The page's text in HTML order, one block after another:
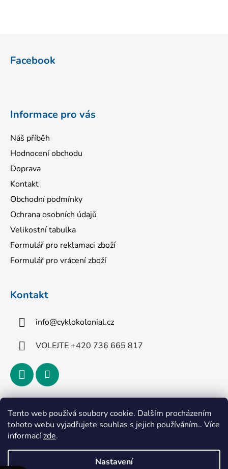
Tento web používá soubory cookie. Dalším procházením
tohoto webu vyjadřujete souhlas s jejich používáním.. Více
informacízde.
Nastavení
Facebook
Informace pro vás
Náš příběh
Hodnocení obchodu
Doprava
Kontakt
Obchodní podmínky
Ochrana osobních údajů
Velikostní tabulka
Formulář pro reklamaci zboží
Formulář pro vrácení zboží
Kontakt
info@cyklokolonial.cz
VOLEJTE +420 736 665 817
Přijímáme online platby